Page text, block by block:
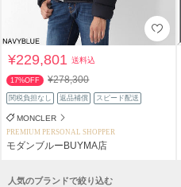
¥229,801送料込
17%OFF ¥278,300
関税負担なし 返品補償 スピード配送
MONCLER
PREMIUM PERSONAL SHOPPER
モダンブルーBUYMA店
人気のブランドで絞り込む